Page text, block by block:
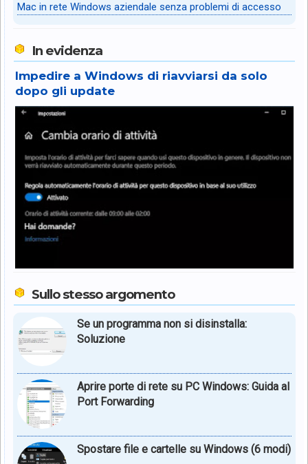
Mac in rete Windows aziendale senza problemi di accesso
In evidenza
Impedire a Windows di riavviarsi da solo
dopo gli update
Sullo stesso argomento
Se un programma non si disinstalla:
Soluzione
Aprire porte di rete su PC Windows: Guida al
Port Forwarding
Spostare file e cartelle su Windows (6 modi)